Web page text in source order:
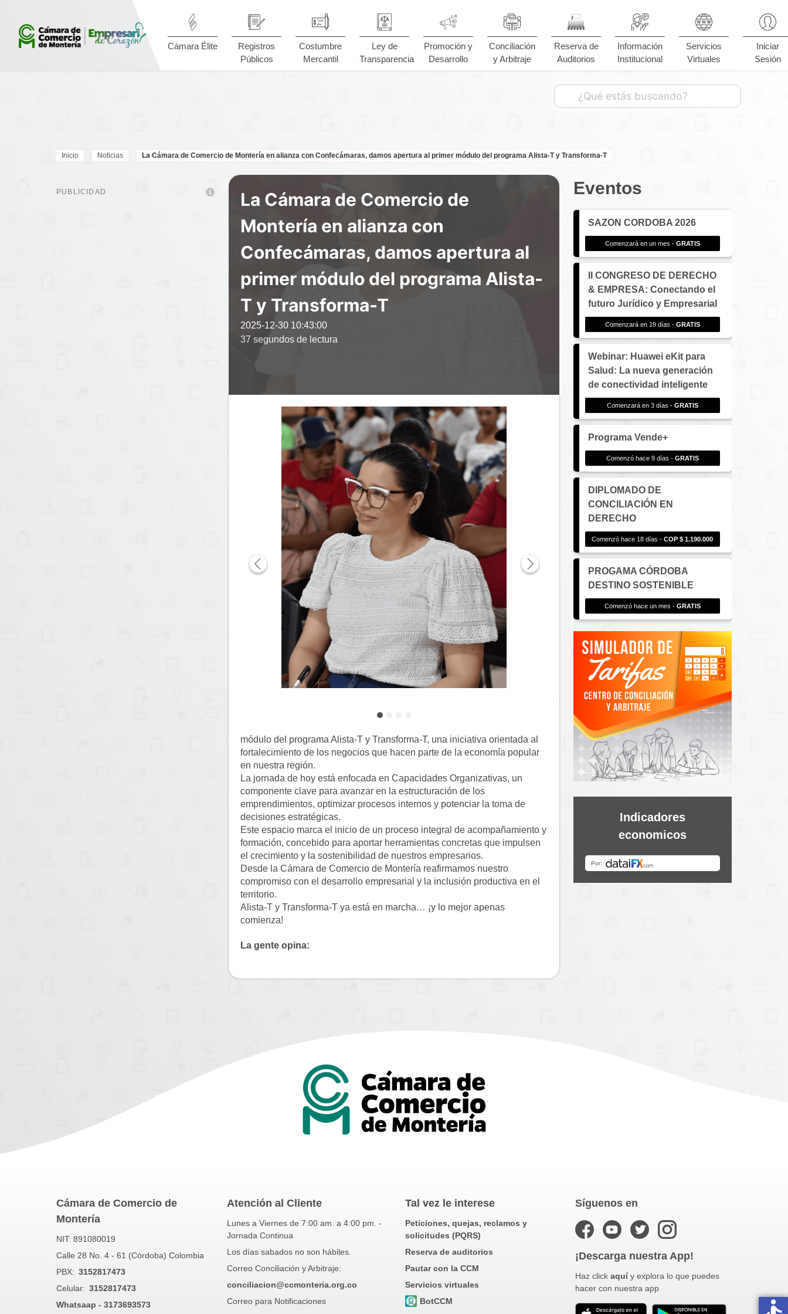
Cámara Élite
Registros
Públicos
Costumbre
Mercantil
Ley de
Transparencia
Promoción y
Desarrollo
Conciliación
y Arbitraje
Reserva de
Auditorios
Información
Institucional
Servicios
Virtuales
Iniciar
Sesión
Inicio Noticias La Cámara de Comercio de Montería en alianza con Confecámaras, damos apertura al primer módulo del programa Alista-T y Transforma-T
PUBLICIDAD
La Cámara de Comercio de
Montería en alianza con
Confecámaras, damos apertura al
primer módulo del programa Alista-
T y Transforma-T
2025-12-30 10:43:00
37 segundos de lectura
módulo del programa Alista-T y Transforma-T, una iniciativa orientada al
fortalecimiento de los negocios que hacen parte de la economía popular
en nuestra región.
La jornada de hoy está enfocada en Capacidades Organizativas, un
componente clave para avanzar en la estructuración de los
emprendimientos, optimizar procesos internos y potenciar la toma de
decisiones estratégicas.
Este espacio marca el inicio de un proceso integral de acompañamiento y
formación, concebido para aportar herramientas concretas que impulsen
el crecimiento y la sostenibilidad de nuestros empresarios.
Desde la Cámara de Comercio de Montería reafirmamos nuestro
compromiso con el desarrollo empresarial y la inclusión productiva en el
territorio.
Alista-T y Transforma-T ya está en marcha… ¡y lo mejor apenas
comienza!
La gente opina:
Eventos
SAZON CORDOBA 2026
Comenzará en un mes - GRATIS
II CONGRESO DE DERECHO
& EMPRESA: Conectando el
futuro Jurídico y Empresarial
Comenzará en 19 días - GRATIS
Webinar: Huawei eKit para
Salud: La nueva generación
de conectividad inteligente
Comenzará en 3 días - GRATIS
Programa Vende+
Comenzó hace 9 días - GRATIS
DIPLOMADO DE
CONCILIACIÓN EN
DERECHO
Comenzó hace 18 días -COP $ 1.190.000
PROGAMA CÓRDOBA
DESTINO SOSTENIBLE
Comenzó hace un mes - GRATIS
Indicadores
economicos
Cámara de Comercio de
Montería
NIT: 891080019
Calle 28 No. 4 - 61 (Córdoba) Colombia
PBX: 3152817473
Celular: 3152817473
Whatsaap - 3173693573
Atención al Cliente
Lunes a Viernes de 7:00 am. a 4:00 pm. -
Jornada Continua
Los días sabados no son hábiles.
Correo Conciliación y Arbitraje:
conciliacion@ccmonteria.org.co
Correo para Notificaciones
Tal vez le interese
Peticiones, quejas, reclamos y
solicitudes (PQRS)
Reserva de auditorios
Pautar con la CCM
Servicios virtuales
BotCCM
Síguenos en
¡Descarga nuestra App!
Haz clickaquíy explora lo que puedes
hacer con nuestra app